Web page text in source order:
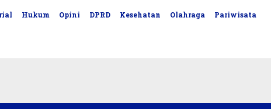
Hukum Opini DPRD Kesehatan Olahraga Pariwisata